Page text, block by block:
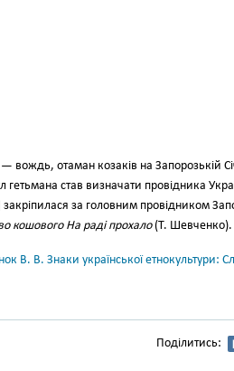
— вождь, отаман козаків на Запорозькій
гетьмана став визнача­ти провідника
за головним провідником
кошового На раді прохало(Т. Шевченко).
В. В. Знаки української етнокультури:
Поділитись: